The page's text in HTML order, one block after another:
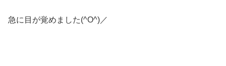
急に目が覚めました(^O^)／